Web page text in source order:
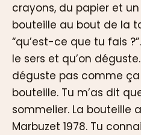
crayons, du papier et
bouteille au bout de la
“qu’est-ce que tu fais
le sers et qu’on
déguste pas comme
bouteille. Tu m’as dit
sommelier. La bouteille
Marbuzet 1978. Tu